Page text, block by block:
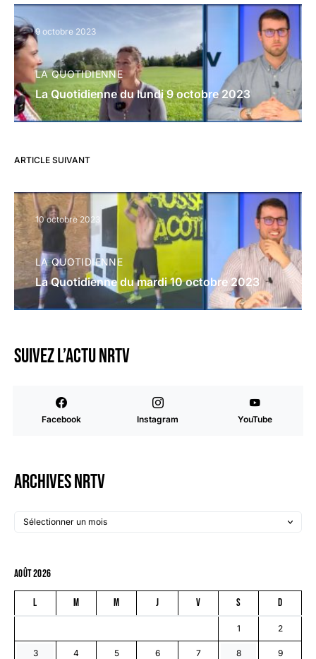
9 octobre 2023
LA QUOTIDIENNE
La Quotidienne du lundi 9 octobre 2023
ARTICLE SUIVANT
10 octobre 2023
LA QUOTIDIENNE
La Quotidienne du mardi 10 octobre 2023
Suivez l’actu NRTV
Facebook Instagram YouTube
Archives NRTV
août 2026
L M M J V S D
1 2
3 4 5 6 7 8 9